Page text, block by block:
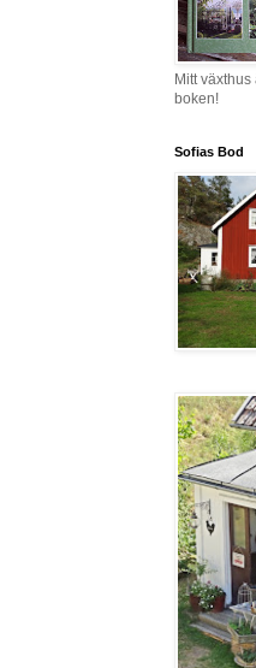
Mitt
boken!
Sofias Bod